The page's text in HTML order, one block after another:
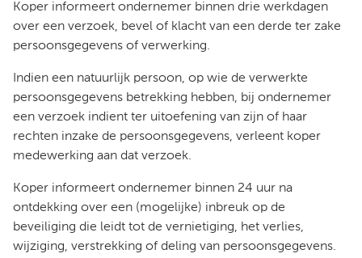
Koper informeert ondernemer binnen drie werkdagen
over een verzoek, bevel of klacht van een derde ter zake
persoonsgegevens of verwerking.
Indien een natuurlijk persoon, op wie de verwerkte
persoonsgegevens betrekking hebben, bij ondernemer
een verzoek indient ter uitoefening van zijn of haar
rechten inzake de persoonsgegevens, verleent koper
medewerking aan dat verzoek.
Koper informeert ondernemer binnen 24 uur na
ontdekking over een (mogelijke) inbreuk op de
beveiliging die leidt tot de vernietiging, het verlies,
wijziging, verstrekking of deling van persoonsgegevens.